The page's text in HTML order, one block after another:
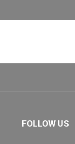
FOLLOW US